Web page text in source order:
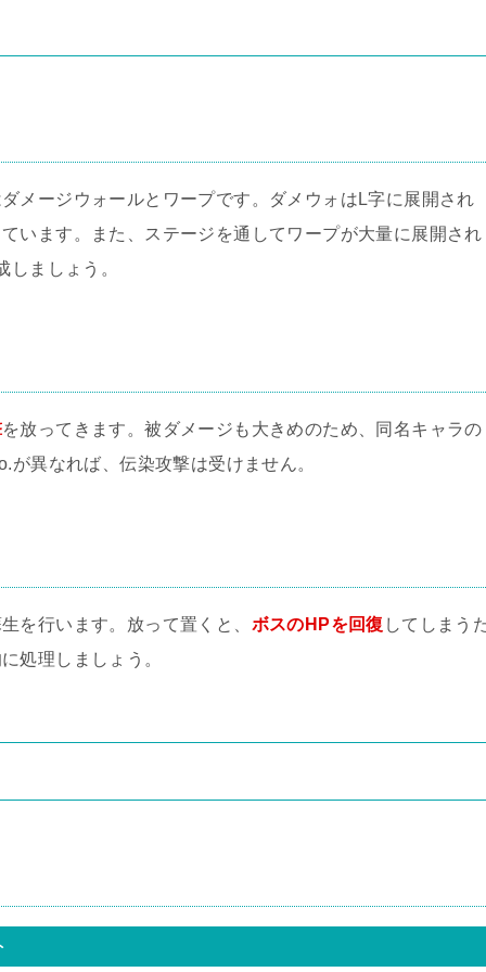
メージウォールとワープです。ダメウォはL字に展開され
います。また、ステージを通してワープが大量に展開され
ましょう。
を放ってきます。被ダメージも大きめのため、同名キャラの
異なれば、伝染攻撃は受けません。
を行います。放って置くと、 ボスのHPを回復 してしまう
処理しましょう。